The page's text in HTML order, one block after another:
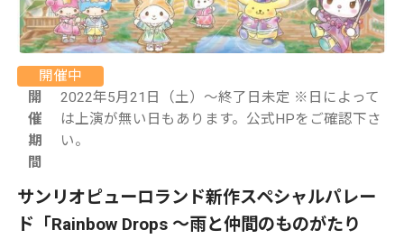
開催中
開
催
期
間
2022年5月21日（土）～終了日未定 ※日によって
は上演が無い日もあります。公式HPをご確認下さ
い。
サンリオピューロランド新作スペシャルパレー
ド「Rainbow Drops ～雨と仲間のものがたり